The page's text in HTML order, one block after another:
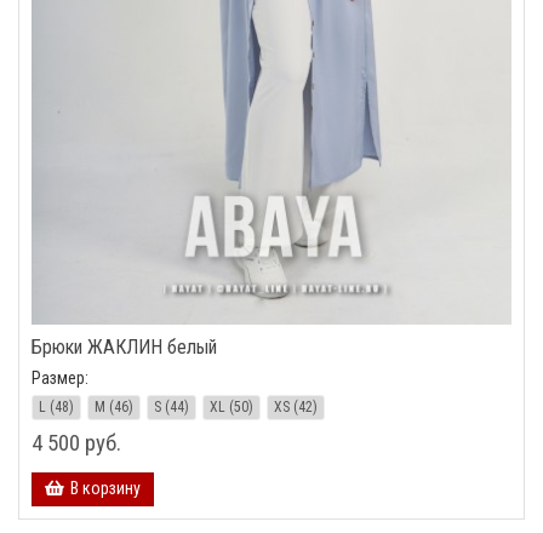
Брюки ЖАКЛИН белый
Размер:
L (48) M (46) S (44) XL (50) XS (42)
4 500 руб.
В корзину